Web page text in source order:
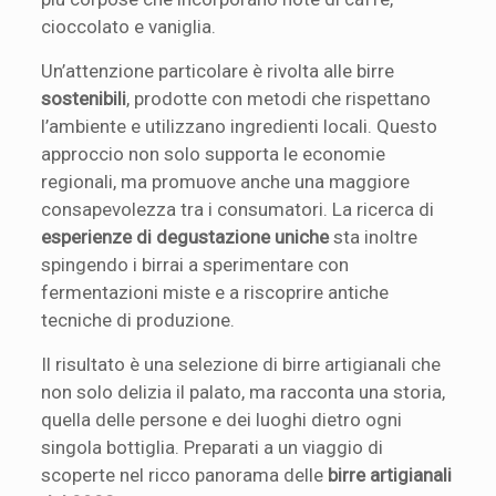
cioccolato e vaniglia.
Un’attenzione particolare è rivolta alle birre
sostenibili, prodotte con metodi che rispettano
l’ambiente e utilizzano ingredienti locali. Questo
approccio non solo supporta le economie
regionali, ma promuove anche una maggiore
consapevolezza tra i consumatori. La ricerca di
esperienze di degustazione unichesta inoltre
spingendo i birrai a sperimentare con
fermentazioni miste e a riscoprire antiche
tecniche di produzione.
Il risultato è una selezione di birre artigianali che
non solo delizia il palato, ma racconta una storia,
quella delle persone e dei luoghi dietro ogni
singola bottiglia. Preparati a un viaggio di
scoperte nel ricco panorama delle birre artigianali